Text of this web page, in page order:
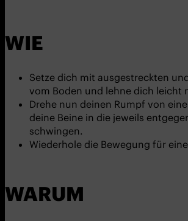
WIE
Setze dich mit ausgestreckten
vom Boden und lehne dich leicht
Drehe nun deinen Rumpf von
deine Beine in die jeweils
schwingen.
Wiederhole die Bewegung für
WARUM